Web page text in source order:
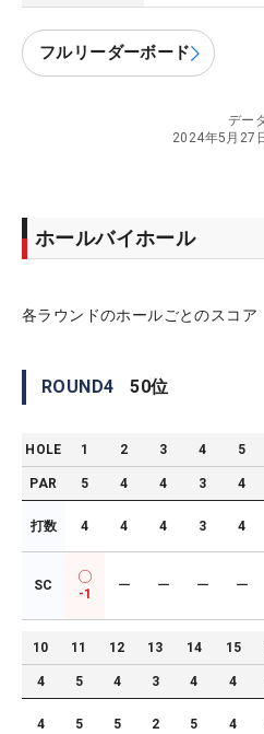
フルリーダーボード
デー
2024年5月27
ホールバイホール
各ラウンドのホールごとのスコア
ROUND4 50位
HOLE 1 2 3 4 5
PAR 5 4 4 3 4
打数 4 4 4 3 4
SC
-1
ー ー ー ー
10 11 12 13 14 15
4 5 4 3 4 4
4 5 5 2 5 4